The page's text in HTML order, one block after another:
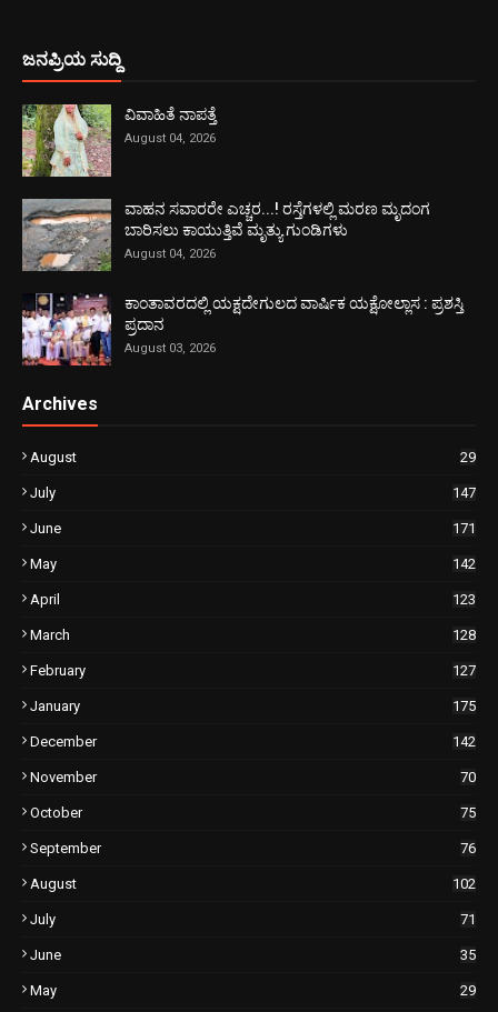
ಜನಪ್ರಿಯ ಸುದ್ದಿ
ವಿವಾಹಿತೆ ನಾಪತ್ತೆ
August 04, 2026
ವಾಹನ ಸವಾರರೇ ಎಚ್ಚರ...! ರಸ್ತೆಗಳಲ್ಲಿ ಮರಣ ಮೃದಂಗ
ಬಾರಿಸಲು ಕಾಯುತ್ತಿವೆ ಮೃತ್ಯು ಗುಂಡಿಗಳು
August 04, 2026
ಕಾಂತಾವರದಲ್ಲಿ ಯಕ್ಷದೇಗುಲದ ವಾರ್ಷಿಕ ಯಕ್ಷೋಲ್ಲಾಸ : ಪ್ರಶಸ್ತಿ
ಪ್ರದಾನ
August 03, 2026
Archives
August 29
July 147
June 171
May 142
April 123
March 128
February 127
January 175
December 142
November 70
October 75
September 76
August 102
July 71
June 35
May 29